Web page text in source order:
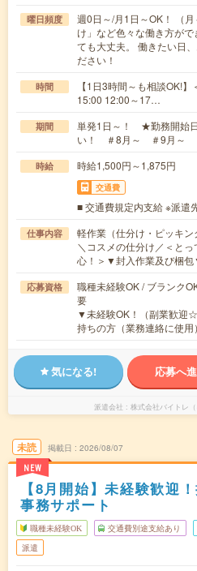
曜日頻度
週0日～/月1日～OK！ （
け」など色々な働き方が
ても大丈夫。 働きたい日
ださい！
時間
【1日3時間～も相談OK!
15:00 12:00～17…
期間
単発1日～！ ★勤務開始
い！ ＃8月～ ＃9月～
時給 時給1,500円～1,875円
交通費
■ 交通費規定内支給 ※派遣
仕事内容
軽作業（仕分け・ピッキン
＼コスメの仕分け／＜と
心！＞▼封入作業及び梱
応募資格
職種未経験OK / ブランク
要
▼未経験OK！（副業歓迎
持ちの方（業務連絡に使
気になる! 応募へ
派遣会社 株式会社バイトレ（
未読
NEW
掲載日 2026/08/07
【8月開始】未経験歓迎
事務サポート
職種未経験OK 交通費別途支給あり
派遣